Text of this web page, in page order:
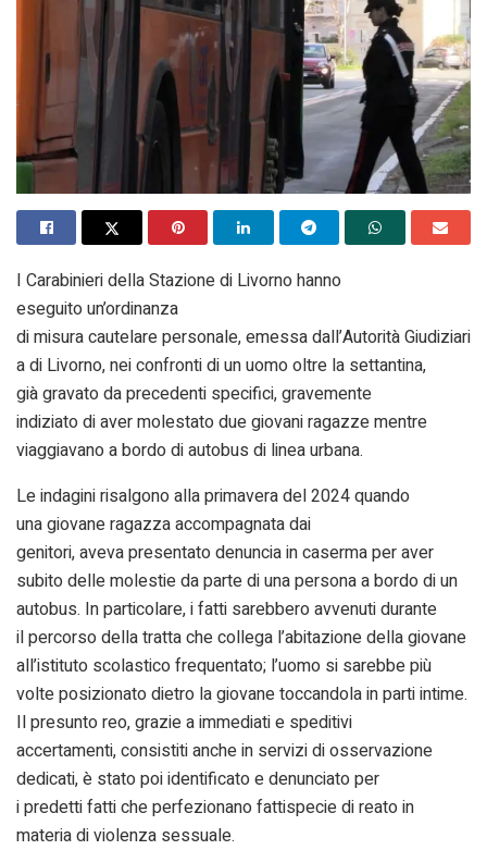
I Carabinieri della Stazione di Livorno hanno
eseguito un’ordinanza
di misura cautelare personale, emessa dall’Autorità Giudiziari
a di Livorno, nei confronti di un uomo oltre la settantina,
già gravato da precedenti specifici, gravemente
indiziato di aver molestato due giovani ragazze mentre
viaggiavano a bordo di autobus di linea urbana.
Le indagini risalgono alla primavera del 2024 quando
una giovane ragazza accompagnata dai
genitori, aveva presentato denuncia in caserma per aver
subito delle molestie da parte di una persona a bordo di un
autobus. In particolare, i fatti sarebbero avvenuti durante
il percorso della tratta che collega l’abitazione della giovane
all’istituto scolastico frequentato; l’uomo si sarebbe più
volte posizionato dietro la giovane toccandola in parti intime.
Il presunto reo, grazie a immediati e speditivi
accertamenti, consistiti anche in servizi di osservazione
dedicati, è stato poi identificato e denunciato per
i predetti fatti che perfezionano fattispecie di reato in
materia di violenza sessuale.